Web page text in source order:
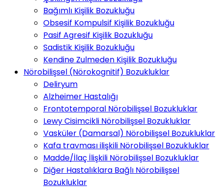
Bağımlı Kişilik Bozukluğu
Obsesif Kompulsif Kişilik Bozukluğu
Pasif Agresif Kişilik Bozukluğu
Sadistik Kişilik Bozukluğu
Kendine Zulmeden Kişilik Bozukluğu
Nörobilişsel (Nörokognitif) Bozukluklar
Deliryum
Alzheimer Hastalığı
Frontotemporal Nörobilişsel Bozukluklar
Lewy Cisimcikli Nörobilişsel Bozukluklar
Vasküler (Damarsal) Nörobilişsel Bozukluklar
Kafa travması ilişkili Nörobilişsel Bozukluklar
Madde/İlaç İlişkili Nörobilişsel Bozukluklar
Diğer Hastalıklara Bağlı Nörobilişsel
Bozukluklar